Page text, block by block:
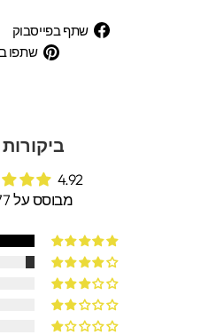
שתף בפייסבוק
שתפו
4.92 מתוך 5
מבוסס על 2277 ביקורות